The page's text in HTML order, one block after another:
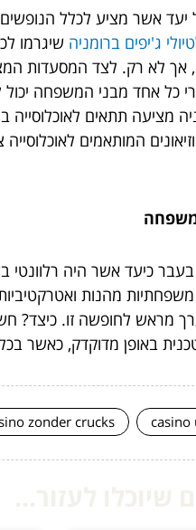
אשר מציע לכלל
טיולי ג'יפים ברומניה שיגרמו
לא רק. לצד המסעדות
כל אחד מבני המשפחה
תתאים לאוכלוסייה
המותאמים
כיעד אשר היה רלוונטי
משפחתיות מהנות
מראש לחופשה זו. כיצד?
באופן מדוקדק, כאשר
casino
zonder crucks